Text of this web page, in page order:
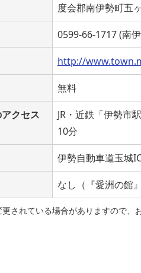
度会郡南伊勢町五
0599-66-1717 (南
http://
無料
クセス
JR・近鉄「伊勢市
10分
伊勢自動車道玉城
なし（『愛洲の館
されている場合がありますので、